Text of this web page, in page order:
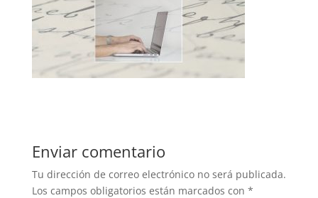
Enviar comentario
Tu dirección de correo electrónico no será publicada.
Los campos obligatorios están marcados con *